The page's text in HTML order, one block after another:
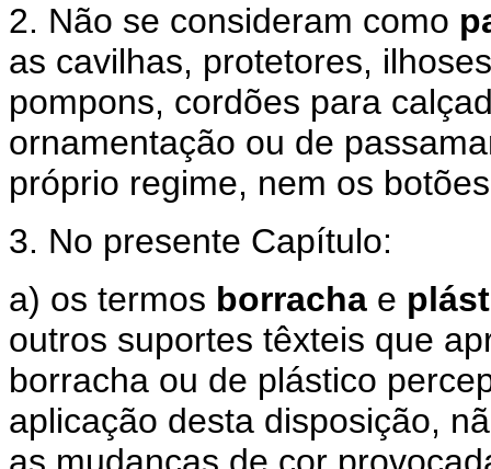
2. Não se consideram como
as cavilhas, protetores,
pompons, cordões para
ornamentação ou de
próprio regime, nem os
3. No presente Capítulo:
a) os termos borracha e
outros suportes têxteis que
borracha ou de plástico
aplicação desta disposição,